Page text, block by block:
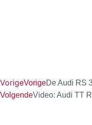
VorigeVorigeDe Audi RS
VolgendeVideo: Audi TT